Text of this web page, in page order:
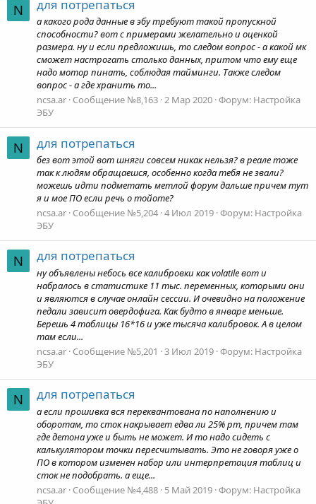
N для потрепаться
а какого рода данные в эбу требуют такой пропускной
способности? вот с примерами желательно и оценкой
размера. ну и если предложишь, то следом вопрос - а какой мк
сможет настрогать столько данных, притом что ему еще
надо мотор пинать, соблюдая тайминги. Также следом
вопрос - а где хранить то...
ncsa.ar Сообщение №8,163 2 Мар 2020 Форум: Настройка
ЭБУ
N для потрепаться
без вот этой вот шняги совсем никак нельзя? в реале тоже
так к людям обращаешся, особенно когда тебя не звали?
можешь идти подметать метлой форум дальше причем тут
я и мое ПО если речь о тойоте?
ncsa.ar Сообщение №5,204 4 Июл 2019 Форум: Настройка
ЭБУ
N для потрепаться
ну объявлены небось все калибровки как volatile вот и
набралось в статистике 11 тыс. переменных, которыми они
и являются в случае онлайн сессии. И очевидно на положение
педали зависит овердофига. Как будто в январе меньше.
Берешь 4 таблицы 16*16 и уже тысяча калибровок. А в целом
там если...
ncsa.ar Сообщение №5,201 3 Июл 2019 Форум: Настройка
ЭБУ
N для потрепаться
а если прошивка вся переквантована по наполнению и
оборотам, то сток накрывает едва ли 25% рт, причем там
где детона уже и быть не может. И то надо сидеть с
калькулятором точки пересчитывать. Это не говоря уже о
ПО в котором изменен набор или интерпретация таблиц и
сток не подобрать. а еще...
ncsa.ar Сообщение №4,488 5 Май 2019 Форум: Настройка